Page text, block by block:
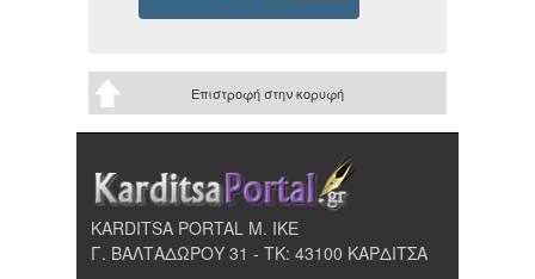
Επιστροφή στην κορυφή
KARDITSA PORTAL Μ. ΙΚΕ
Γ. ΒΑΛΤΑΔΩΡΟΥ 31 - ΤΚ: 43100 ΚΑΡΔΙΤΣΑ